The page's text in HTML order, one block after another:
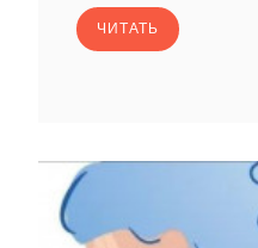
ЧИТАТЬ